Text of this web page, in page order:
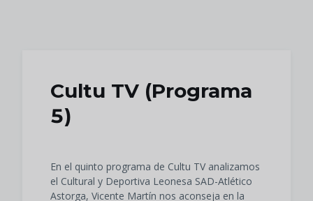
Cultu TV (Programa
5)
En el quinto programa de Cultu TV analizamos
el Cultural y Deportiva Leonesa SAD-Atlético
Astorga, Vicente Martín nos aconseja en la